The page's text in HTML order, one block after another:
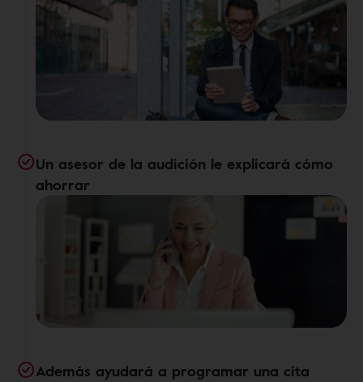
Un asesor de la audición le explicará cómo
ahorrar
Además ayudará a programar una cita